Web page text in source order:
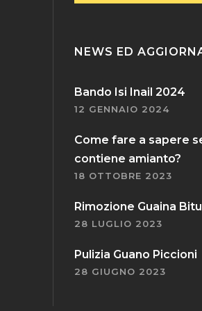
NEWS ED
Bando Isi Inail 2024
12 GENNAIO 2024
Come fare a sapere
contiene amianto?
18 OTTOBRE 2023
Rimozione Guaina
28 LUGLIO 2023
Pulizia Guano Piccioni
28 GIUGNO 2023